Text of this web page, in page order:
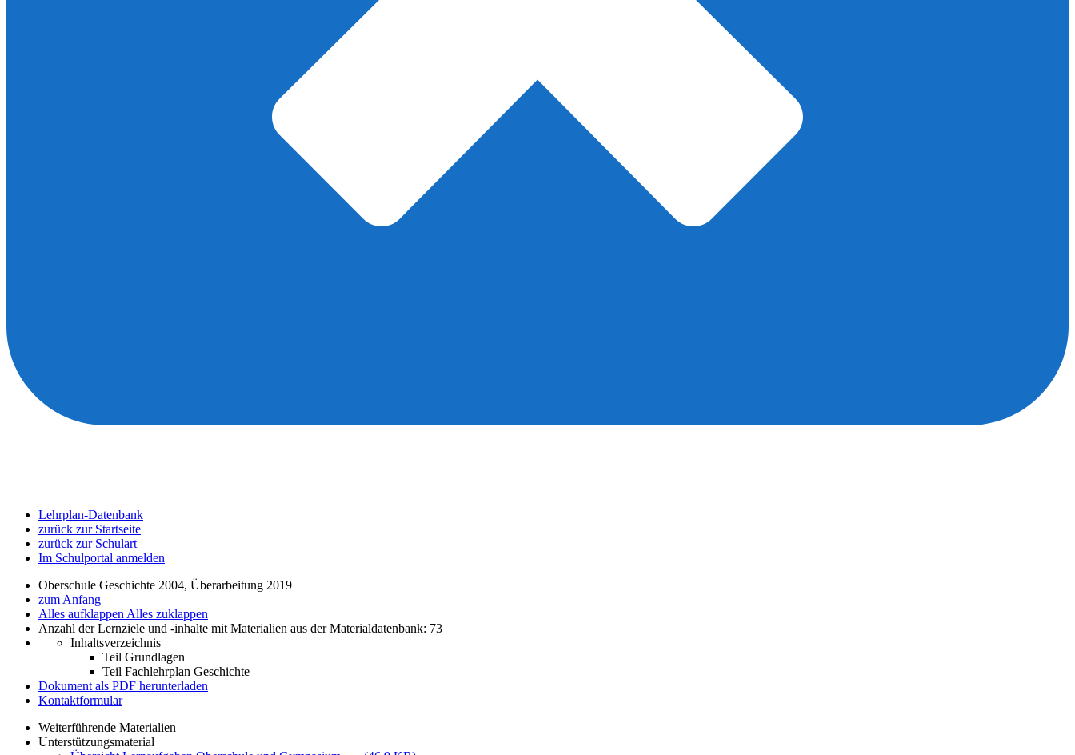
Lehrplan-Datenbank
zurück zur Startseite
zurück zur Schulart
Im Schulportal anmelden
Oberschule Geschichte 2004, Überarbeitung 2019
zum Anfang
Alles aufklappen Alles zuklappen
Anzahl der Lernziele und -inhalte mit Materialien aus der Materialdatenbank: 73
Inhaltsverzeichnis
Teil Grundlagen
Teil Fachlehrplan Geschichte
Dokument als PDF herunterladen
Kontaktformular
Weiterführende Materialien
Unterstützungsmaterial